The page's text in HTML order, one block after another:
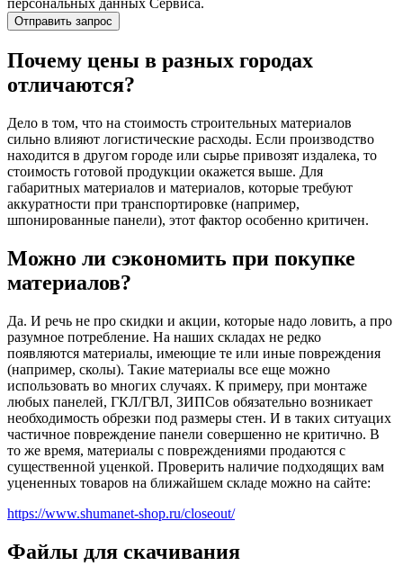
персональных данных Сервиса.
Почему цены в разных городах
отличаются?
Дело в том, что на стоимость строительных материалов
сильно влияют логистические расходы. Если производство
находится в другом городе или сырье привозят издалека, то
стоимость готовой продукции окажется выше. Для
габаритных материалов и материалов, которые требуют
аккуратности при транспортировке (например,
шпонированные панели), этот фактор особенно критичен.
Можно ли сэкономить при покупке
материалов?
Да. И речь не про скидки и акции, которые надо ловить, а про
разумное потребление. На наших складах не редко
появляются материалы, имеющие те или иные повреждения
(например, сколы). Такие материалы все еще можно
использовать во многих случаях. К примеру, при монтаже
любых панелей, ГКЛ/ГВЛ, ЗИПСов обязательно возникает
необходимость обрезки под размеры стен. И в таких ситуацих
частичное повреждение панели совершенно не критично. В
то же время, материалы с повреждениями продаются с
существенной уценкой. Проверить наличие подходящих вам
уцененных товаров на ближайшем складе можно на сайте:
https://www.shumanet-shop.ru/closeout/
Файлы для скачивания